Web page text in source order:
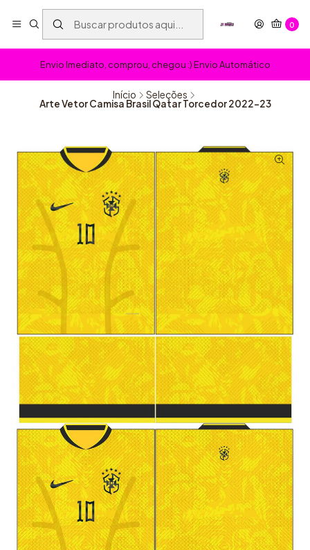
0
Envio Imediato, comprou, chegou :) Envio Automático
Início Seleções
Arte Vetor Camisa Brasil Qatar Torcedor 2022-23